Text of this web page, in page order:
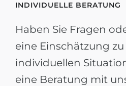
INDIVIDUELLE BERATUNG
Haben Sie Fragen
eine Einschätzung
individuellen
eine Beratung mit